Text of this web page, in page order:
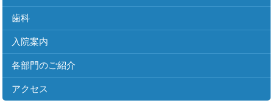
歯科
入院案内
各部門のご紹介
アクセス